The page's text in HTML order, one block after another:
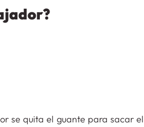
se quita el guante para sacar el